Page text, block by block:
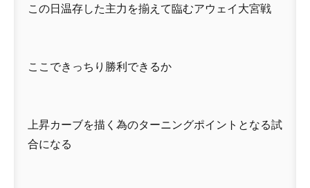
この日温存した主力を揃えて臨むアウェイ大宮戦
ここできっちり勝利できるか
上昇カーブを描く為のターニングポイントとなる試
合になる